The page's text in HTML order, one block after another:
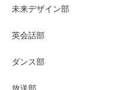
未来デザイン部
英会話部
ダンス部